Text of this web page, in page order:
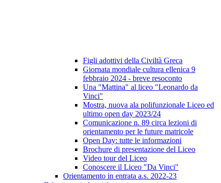
Figli adottivi della Civiltà Greca
Giornata mondiale cultura ellenica 9
febbraio 2024 - breve resoconto
Una "Mattina" al liceo "Leonardo da
Vinci"
Mostra, nuova ala polifunzionale Liceo ed
ultimo open day 2023/24
Comunicazione n. 89 circa lezioni di
orientamento per le future matricole
Open Day: tutte le informazioni
Brochure di presentazione del Liceo
Video tour del Liceo
Conoscere il Liceo "Da Vinci"
Orientamento in entrata a.s. 2022-23